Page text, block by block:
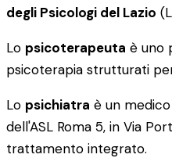
degli Psicologi del Lazio
Lo psicoterapeuta è uno
psicoterapia strutturati
Lo psichiatra è un
dell'ASL Roma 5, in Via
trattamento integrato.